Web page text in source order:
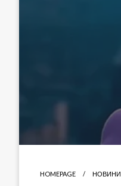
HOMEPAGE НОВИНИ